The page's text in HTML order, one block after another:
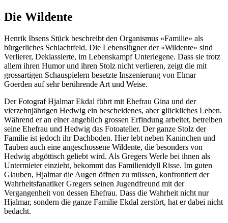
Die Wildente
Henrik Ibsens Stück beschreibt den Organismus «Familie» als
bürgerliches Schlachtfeld. Die Lebenslügner der «Wildente» sind
Verlierer, Deklassierte, im Lebenskampf Unterlegene. Dass sie trotz
allem ihren Humor und ihren Stolz nicht verlieren, zeigt die mit
grossartigen Schauspielern besetzte Inszenierung von Elmar
Goerden auf sehr berührende Art und Weise.
Der Fotograf Hjalmar Ekdal führt mit Ehefrau Gina und der
vierzehnjährigen Hedwig ein bescheidenes, aber glückliches Leben.
Während er an einer angeblich grossen Erfindung arbeitet, betreiben
seine Ehefrau und Hedwig das Fotoatelier. Der ganze Stolz der
Familie ist jedoch ihr Dachboden. Hier lebt neben Kaninchen und
Tauben auch eine angeschossene Wildente, die besonders von
Hedwig abgöttisch geliebt wird. Als Gregers Werle bei ihnen als
Untermieter einzieht, bekommt das Familienidyll Risse. Im guten
Glauben, Hjalmar die Augen öffnen zu müssen, konfrontiert der
Wahrheitsfanatiker Gregers seinen Jugendfreund mit der
Vergangenheit von dessen Ehefrau. Dass die Wahrheit nicht nur
Hjalmar, sondern die ganze Familie Ekdal zerstört, hat er dabei nicht
bedacht.